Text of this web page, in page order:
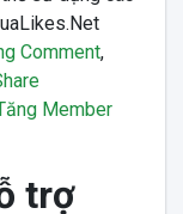
Comment,
Member
trợ